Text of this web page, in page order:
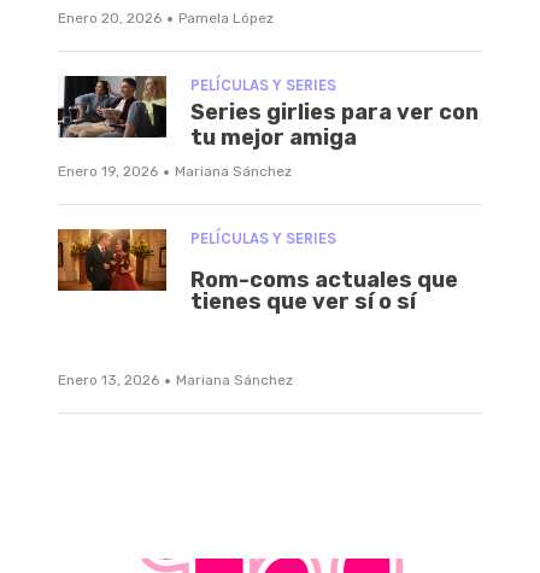
Enero 20, 2026 · Pamela López
PELÍCULAS Y SERIES
Series girlies para ver con
tu mejor amiga
Enero 19, 2026 · Mariana Sánchez
PELÍCULAS Y SERIES
Rom-coms actuales que
tienes que ver sí o sí
Enero 13, 2026 · Mariana Sánchez